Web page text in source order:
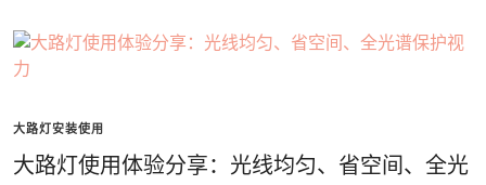
大路灯安装使用
大路灯使用体验分享：光线均匀、省空间、全光